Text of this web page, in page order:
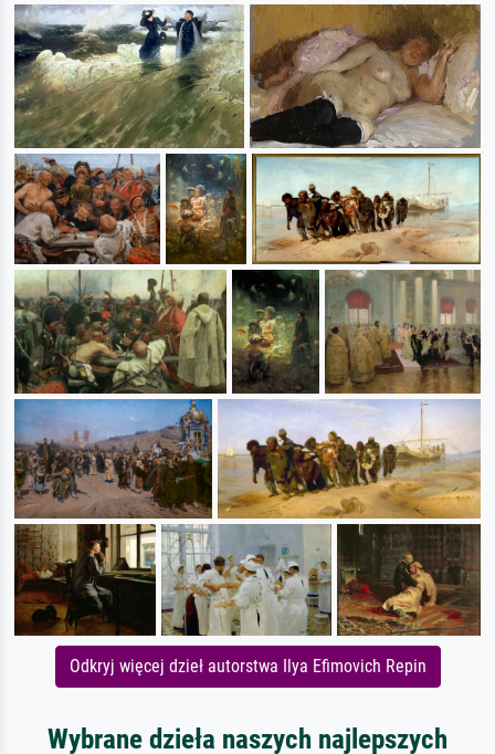
Odkryj więcej dzieł autorstwa Ilya Efimovich Repin
Wybrane dzieła naszych najlepszych